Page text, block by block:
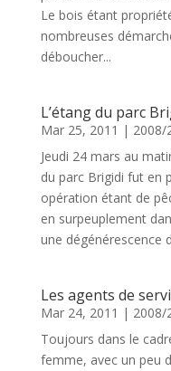
Le bois étant
nombreuses
déboucher...
L’étang du parc
Mar 25, 2011 | 2008/
Jeudi 24 mars au
du parc Brigidi fut en
opération étant de
en surpeuplement
une dégénérescence
Les agents de
Mar 24, 2011 | 2008/
Toujours dans le
femme, avec un peu